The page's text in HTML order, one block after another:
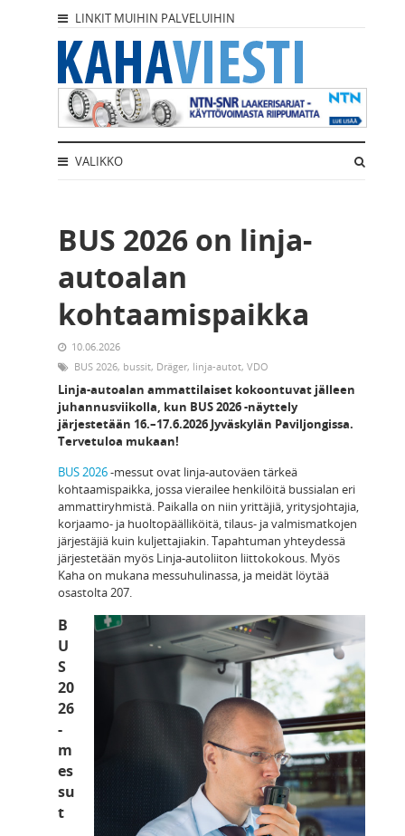
LINKIT MUIHIN PALVELUIHIN
VALIKKO
BUS 2026 on linja-
autoalan
kohtaamispaikka
10.06.2026
BUS 2026, bussit, Dräger, linja-autot, VDO
Linja-autoalan ammattilaiset kokoontuvat jälleen
juhannusviikolla, kun BUS 2026 -näyttely
järjestetään 16.–17.6.2026 Jyväskylän Paviljongissa.
Tervetuloa mukaan!
BUS 2026-messut ovat linja-autoväen tärkeä
kohtaamispaikka, jossa vierailee henkilöitä bussialan eri
ammattiryhmistä. Paikalla on niin yrittäjiä, yritysjohtajia,
korjaamo- ja huoltopäälliköitä, tilaus- ja valmismatkojen
järjestäjiä kuin kuljettajiakin. Tapahtuman yhteydessä
järjestetään myös Linja-autoliiton liittokokous. Myös
Kaha on mukana messuhulinassa, ja meidät löytää
osastolta 207.
B
U
S
20
26
-
m
es
su
t